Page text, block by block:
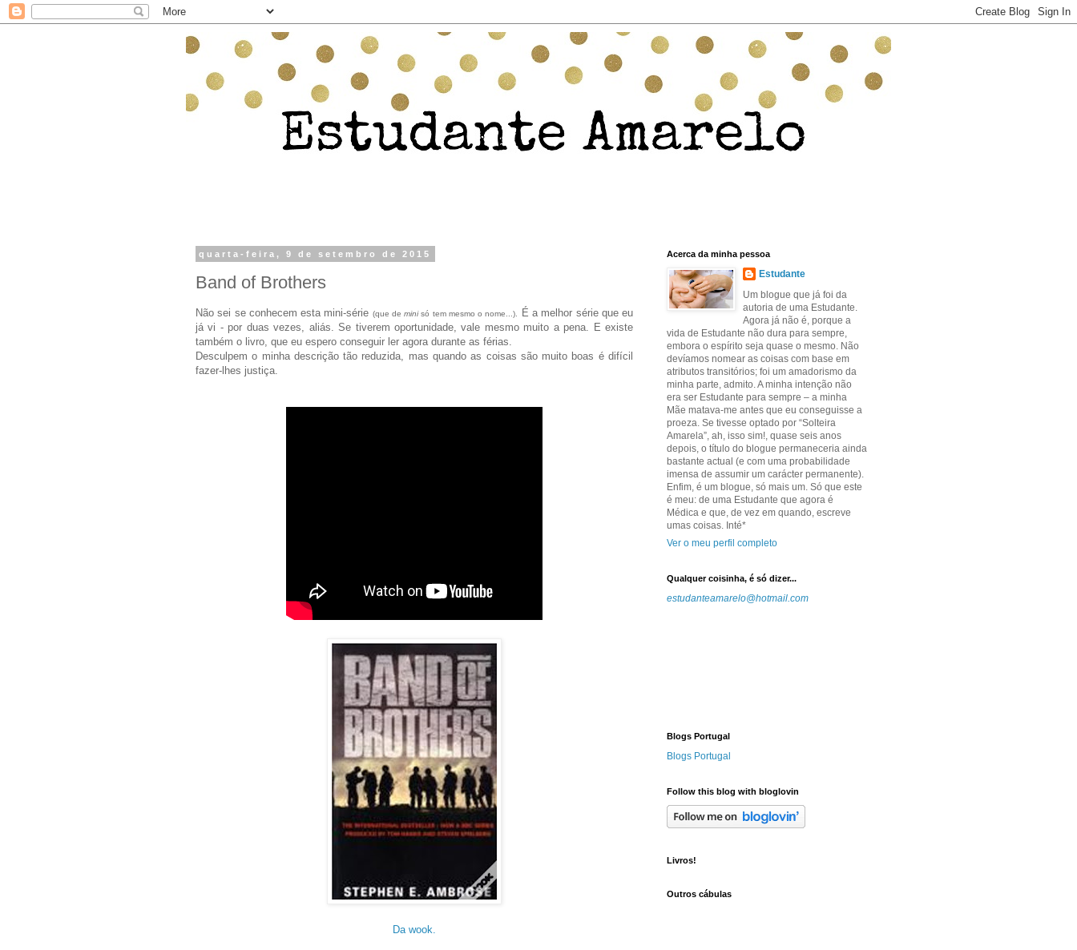
quarta-feira, 9 de setembro de 2015
Band of Brothers
Não sei se conhecem esta mini-série (que deminisó tem mesmo o nome...).
É a melhor série que eu
já vi - por duas vezes, aliás. Se tiverem oportunidade, vale mesmo muito a pena. E existe
também o livro, que eu espero conseguir ler agora durante as férias.
Desculpem o minha descrição tão reduzida, mas quando as coisas são muito boas é difícil
fazer-lhes justiça.
Da wook.
Acerca da minha pessoa
Estudante
Um blogue que já foi da
autoria de uma Estudante.
Agora já não é, porque a
vida de Estudante não dura para sempre,
embora o espírito seja quase o mesmo. Não
devíamos nomear as coisas com base em
atributos transitórios; foi um amadorismo da
minha parte, admito. A minha intenção não
era ser Estudante para sempre – a minha
Mãe matava-me antes que eu conseguisse a
proeza. Se tivesse optado por “Solteira
Amarela”, ah, isso sim!, quase seis anos
depois, o título do blogue permaneceria ainda
bastante actual (e com uma probabilidade
imensa de assumir um carácter permanente).
Enfim, é um blogue, só mais um. Só que este
é meu: de uma Estudante que agora é
Médica e que, de vez em quando, escreve
umas coisas. Inté*
Ver o meu perfil completo
Qualquer coisinha, é só dizer...
estudanteamarelo@hotmail.com
Blogs Portugal
Blogs Portugal
Follow this blog with bloglovin
Livros!
Outros cábulas